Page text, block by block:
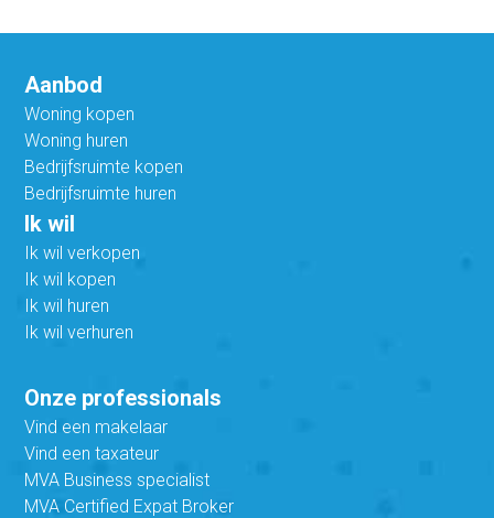
Aanbod
Woning kopen
Woning huren
Bedrijfsruimte kopen
Bedrijfsruimte huren
Ik wil
Ik wil verkopen
Ik wil kopen
Ik wil huren
Ik wil verhuren
Onze professionals
Vind een makelaar
Vind een taxateur
MVA Business specialist
MVA Certified Expat Broker